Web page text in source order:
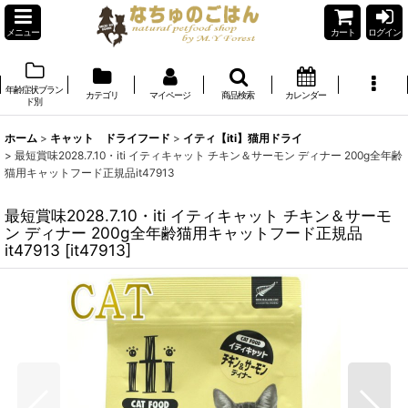
メニュー カート ログイン
年齢症状ブラン
ド別
カテゴリ マイページ 商品検索 カレンダー
ホーム > キャット ドライフード > イティ【iti】猫用ドライ
> 最短賞味2028.7.10・iti イティキャット チキン＆サーモン ディナー 200g全年齢
猫用キャットフード正規品it47913
最短賞味2028.7.10・iti イティキャット チキン＆サーモ
ン ディナー 200g全年齢猫用キャットフード正規品
it47913 [it47913]